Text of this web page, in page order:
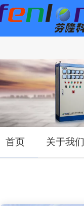
首页 关于我们